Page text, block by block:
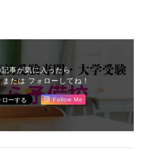
事が気に入ったら
たは フォローしてね！
Follow Me